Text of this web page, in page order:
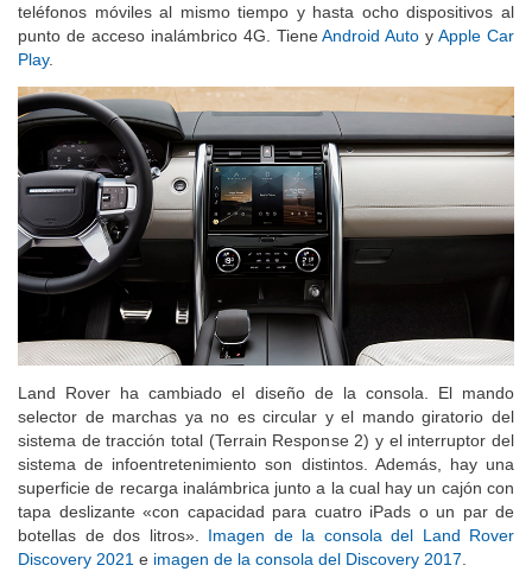
teléfonos móviles al mismo tiempo y hasta ocho dispositivos al
punto de acceso inalámbrico 4G. TieneAndroid Auto yApple Car
Play.
Land Rover ha cambiado el diseño de la consola. El mando
selector de marchas ya no es circular y el mando giratorio del
sistema de tracción total (Terrain Response 2) y el interruptor del
sistema de infoentretenimiento son distintos. Además, hay una
superficie de recarga inalámbrica junto a la cual hay un cajón con
tapa deslizante «con capacidad para cuatro iPads o un par de
botellas de dos litros». Imagen de la consola del Land Rover
Discovery 2021 e imagen de la consola del Discovery 2017